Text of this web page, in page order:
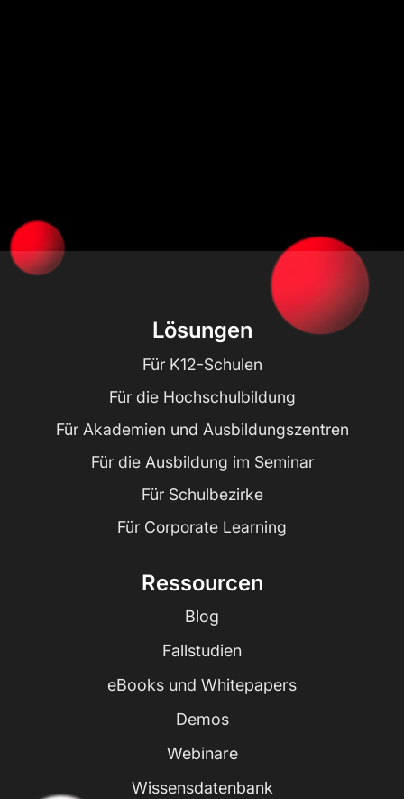
Lösungen
Für K12-Schulen
Für die Hochschulbildung
Für Akademien und Ausbildungszentren
Für die Ausbildung im Seminar
Für Schulbezirke
Für Corporate Learning
Ressourcen
Blog
Fallstudien
eBooks und Whitepapers
Demos
Webinare
Wissensdatenbank